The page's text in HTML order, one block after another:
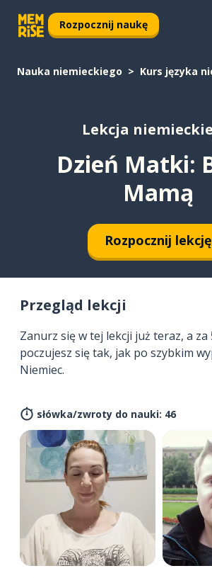
Rozpocznij naukę
Nauka niemieckiego Kurs języka
Lekcja
Dzień Matki:
Mamą
Rozpocznij lekcję
Przegląd lekcji
Zanurz się w tej lekcji już teraz, a
poczujesz się tak, jak po szybkim
Niemiec.
słówka/zwroty do nauki: 46